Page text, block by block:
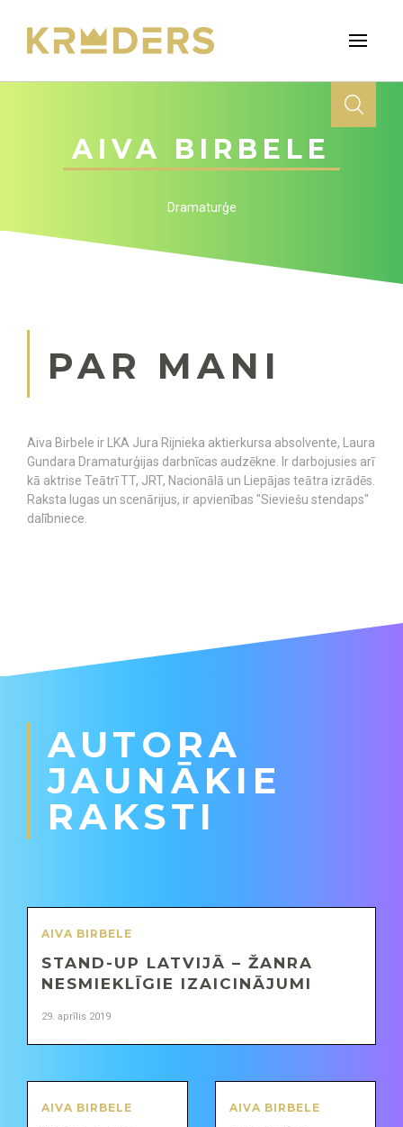
AIVA BIRBELE
Dramaturģe
PAR MANI
Aiva Birbele ir LKA Jura Rijnieka aktierkursa absolvente, Laura
Gundara Dramaturģijas darbnīcas audzēkne. Ir darbojusies arī
kā aktrise Teātrī TT, JRT, Nacionālā un Liepājas teātra izrādēs.
Raksta lugas un scenārijus, ir apvienības "Sieviešu stendaps"
dalībniece.
AUTORA
JAUNĀKIE
RAKSTI
AIVA BIRBELE
STAND-UP LATVIJĀ – ŽANRA
NESMIEKLĪGIE IZAICINĀJUMI
29. aprīlis 2019
AIVA BIRBELE AIVA BIRBELE